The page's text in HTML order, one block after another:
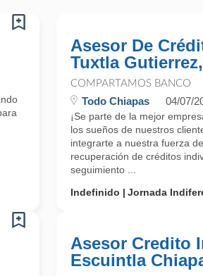
Asesor De
Tuxtla
COMPARTAMOS BANCO
Todo Chiapas 04/07/
¡Se parte de la mejor
los sueños de nuestros
integrarte a nuestra fuerza
recuperación de créditos
seguimiento ...
Indefinido
Jornada
Asesor Credito
Escuintla